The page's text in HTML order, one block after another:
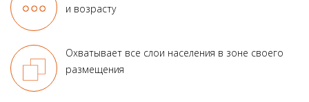
и возрасту
Охватывает все слои населения в зоне своего
размещения